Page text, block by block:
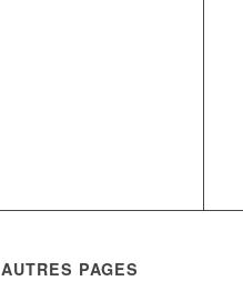
AUTRES PAGES